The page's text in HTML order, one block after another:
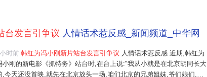
台发言引争议 人情话术惹反感_新闻频道_中华网
时前 韩红为冯小刚新片站台发言引争议 人情话术惹反感 近期,韩红为
小刚的新电影《抓特务》站台时,在台上说:"我从小就是在北京胡同长大
,今天还没首映,就先在北京放头一场,咱们北京的兄弟姐妹,爷们娘们,能